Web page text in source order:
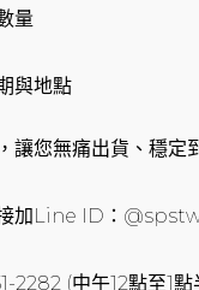
量
與地點
讓您無痛出貨、穩定
加Line ID：
2282 (中午12點至1